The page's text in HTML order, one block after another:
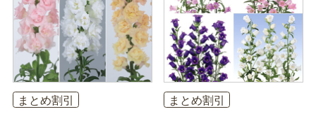
まとめ割引
まとめ割引